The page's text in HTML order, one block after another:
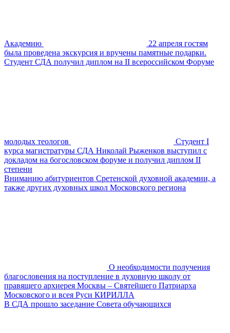
Академию
22 апреля гостям
была проведена экскурсия и вручены памятные подарки.
Студент СДА получил диплом на II всероссийском Форуме
молодых теологов
Студент I
курса магистратуры СДА Николай Рыженков выступил с
докладом на богословском форуме и получил диплом II
степени
Вниманию абитуриентов Сретенской духовной академии, а
также других духовных школ Московского региона
О необходимости получения
благословения на поступление в духовную школу от
правящего архиерея Москвы – Святейшего Патриарха
Московского и всея Руси КИРИЛЛА
В СДА прошло заседание Совета обучающихся